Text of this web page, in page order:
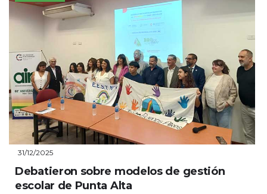
31/12/2025
Debatieron sobre modelos de gestión
escolar de Punta Alta